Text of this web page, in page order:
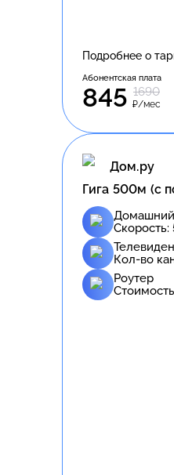
Подробнее о
Абонентская плата
845 1690
₽/мес
Дом.ру
Гига 500м (с
Скорость:
Кол-во
Роутер